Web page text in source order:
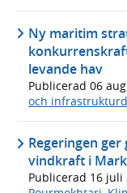
Ny maritim
levande hav
Publicerad 06
och
Regeringen
vindkraft i
Publicerad 16 juli